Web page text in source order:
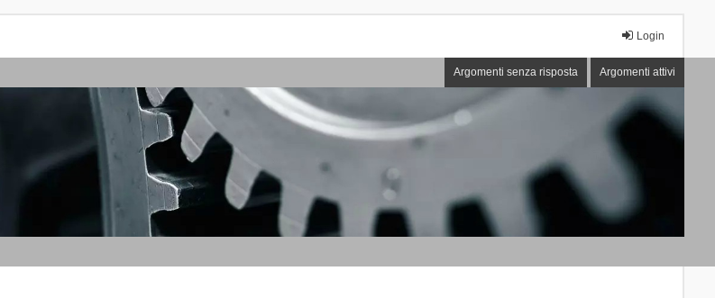
Login
Argomenti senza risposta Argomenti attivi